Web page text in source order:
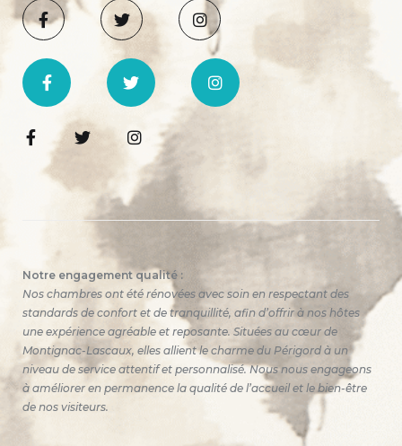
Notre engagement qualité :
Nos chambres ont été rénovées avec soin en respectant des
standards de confort et de tranquillité, afin d’offrir à nos hôtes
une expérience agréable et reposante. Situées au cœur de
Montignac-Lascaux, elles allient le charme du Périgord à un
niveau de service attentif et personnalisé. Nous nous engageons
à améliorer en permanence la qualité de l’accueil et le bien-être
de nos visiteurs.